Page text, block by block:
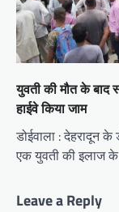
युवती की मौत के बाद
हाईवे किया जाम
डोईवाला : देहरादून के
एक युवती की इलाज
Leave a Reply